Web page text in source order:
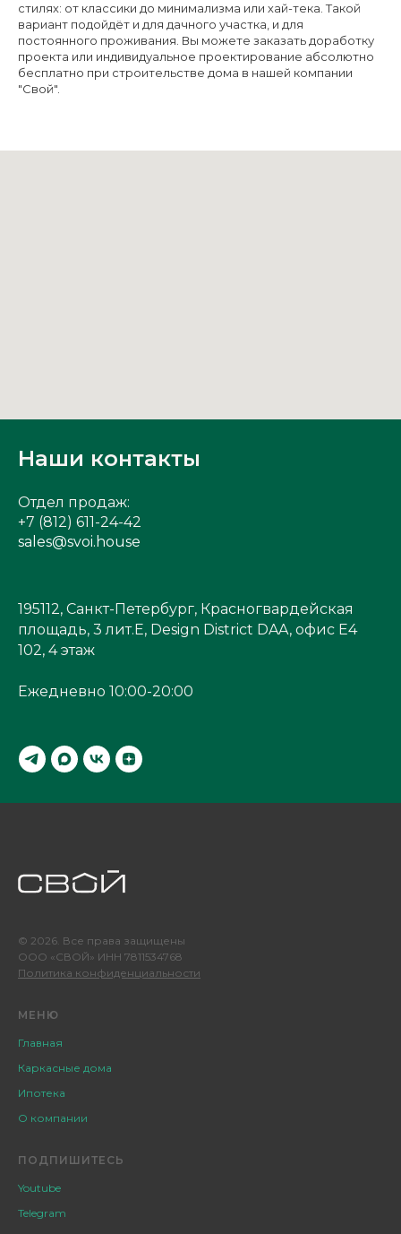
стилях: от классики до минимализма или хай-тека. Такой
вариант подойдёт и для дачного участка, и для
постоянного проживания. Вы можете заказать доработку
проекта или индивидуальное проектирование абсолютно
бесплатно при строительстве дома в нашей компании
"Свой".
Наши контакты
Отдел продаж:
+7 (812) 611-24-42
sales@svoi.house
195112, Санкт-Петербург, Красногвардейская
площадь, 3 лит.Е, Design District DAA, офис Е4
102, 4 этаж
Ежедневно 10:00-20:00
© 2026. Все права защищены
ООО «СВОЙ» ИНН 7811534768
Политика конфиденциальности
МЕНЮ
Главная
Каркасные дома
Ипотека
О компании
ПОДПИШИТЕСЬ
Youtube
Telegram